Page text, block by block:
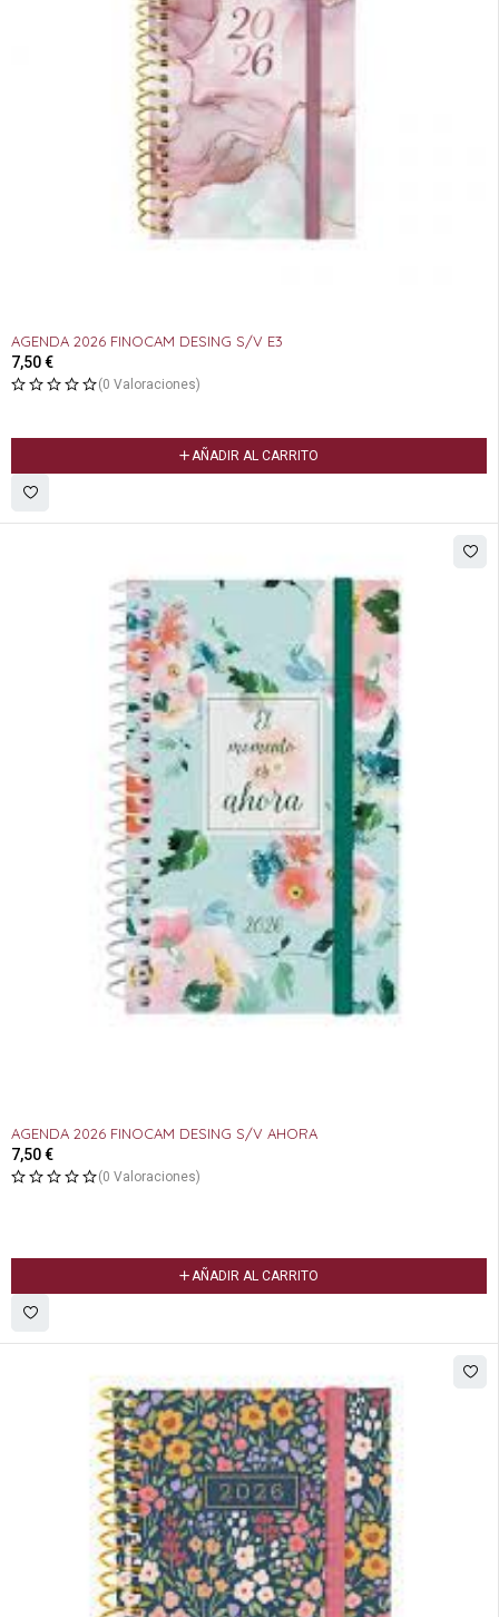
AGENDA 2026 FINOCAM DESING S/V E3
7,50€
(0 Valoraciones)
AÑADIR AL CARRITO
AGENDA 2026 FINOCAM DESING S/V AHORA
7,50€
(0 Valoraciones)
AÑADIR AL CARRITO